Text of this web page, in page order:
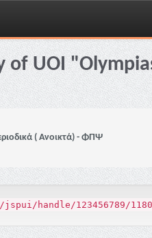
of UOI
( Ανοικτά) - ΦΠΨ
handle/123456789/